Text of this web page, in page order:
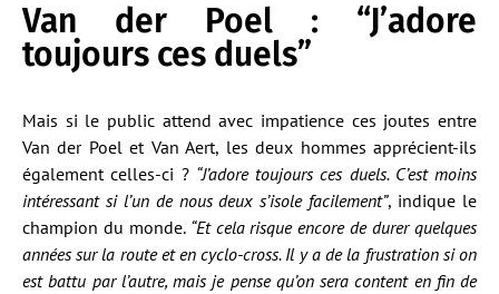
Van der Poel : “J’adore
toujours ces duels”
Mais si le public attend avec impatience ces joutes entre
Van der Poel et Van Aert, les deux hommes apprécient-ils
également celles-ci ? “J’adore toujours ces duels. C’est moins
intéressant si l’un de nous deux s’isole facilement”, indique le
champion du monde. “Et cela risque encore de durer quelques
années sur la route et en cyclo-cross. Il y a de la frustration si on
est battu par l’autre, mais je pense qu’on sera content en fin de